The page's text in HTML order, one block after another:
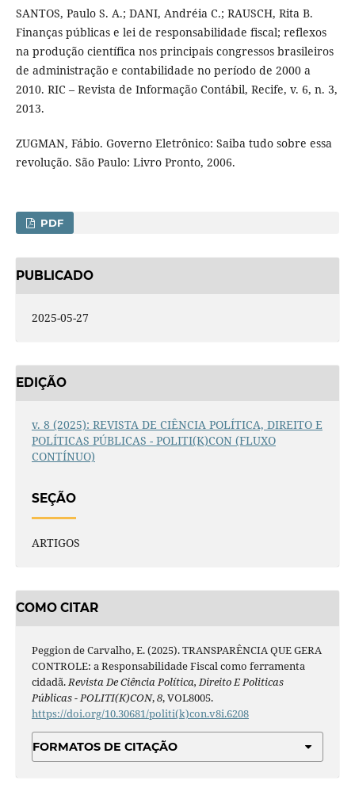
SANTOS, Paulo S. A.; DANI, Andréia C.; RAUSCH, Rita B.
Finanças públicas e lei de responsabilidade fiscal; reflexos
na produção científica nos principais congressos brasileiros
de administração e contabilidade no período de 2000 a
2010. RIC – Revista de Informação Contábil, Recife, v. 6, n. 3,
2013.
ZUGMAN, Fábio. Governo Eletrônico: Saiba tudo sobre essa
revolução. São Paulo: Livro Pronto, 2006.
PDF
PUBLICADO
2025-05-27
EDIÇÃO
v. 8 (2025): REVISTA DE CIÊNCIA POLÍTICA, DIREITO E
POLÍTICAS PÚBLICAS - POLITI(K)CON (FLUXO
CONTÍNUO)
SEÇÃO
ARTIGOS
COMO CITAR
Peggion de Carvalho, E. (2025). TRANSPARÊNCIA QUE GERA
CONTROLE: a Responsabilidade Fiscal como ferramenta
cidadã.Revista De Ciência Política, Direito E Politicas
Públicas - POLITI(K)CON,8, VOL8005.
https://doi.org/10.30681/politi(k)con.v8i.6208
FORMATOS DE CITAÇÃO